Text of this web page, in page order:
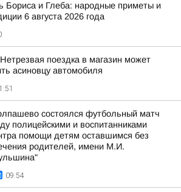
Бориса и Глеба: народные приметы и
6 августа 2026 года
поездка в магазин может
асиновцу автомобиля
состоялся футбольный матч
полицейскими и воспитанниками
помощи детям оставшимся без
родителей, имени М.И.
09:54